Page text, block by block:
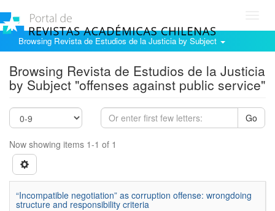
Browsing Revista de Estudios de la Justicia by Subject
Browsing Revista de Estudios de la Justicia
by Subject "offenses against public service"
Go
Now showing items 1-1 of 1
“Incompatible negotiation” as corruption offense: wrongdoing
structure and responsibility criteria